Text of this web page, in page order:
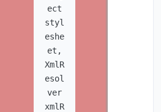
ect
styl
eshe
et,
XmlR
esol
ver
xmlR